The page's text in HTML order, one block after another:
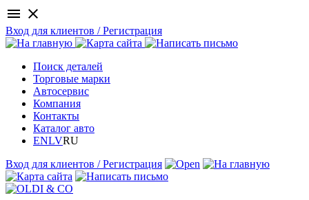
menu close
Вход для клиентов / Регистрация
Поиск деталей
Торговые марки
Автосервис
Компания
Контакты
Каталог авто
ENLVRU
Вход для клиентов / Регистрация